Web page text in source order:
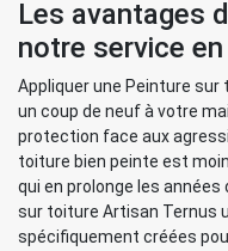
Les avantages
notre service
Appliquer une Peinture sur
un coup de neuf à votre
protection face aux
toiture bien peinte est
qui en prolonge les
sur toiture Artisan Ternus
spécifiquement créées